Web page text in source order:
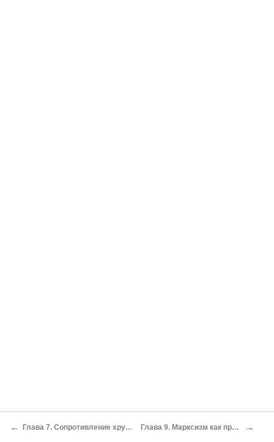
← Глава 7. Сопротивление хрущёвским реформам Глава 9. Марксизм как проект иллюминатов →